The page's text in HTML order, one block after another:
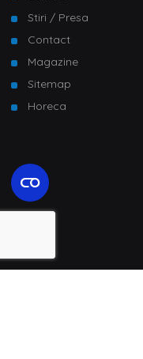
Stiri / Presa
Contact
Magazine
Sitemap
Horeca